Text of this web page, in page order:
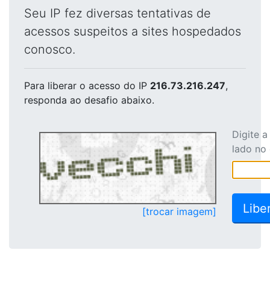
Seu IP fez diversas tentativas de
acessos suspeitos a sites hospedados
conosco.
Para liberar o acesso do IP 216.73.216.247,
responda ao desafio abaixo.
[trocar imagem]
Digite
lado no